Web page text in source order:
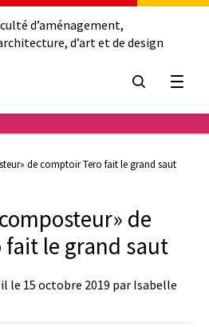
d’aménagement,
d’art et de design
de comptoir Tero fait le grand saut
de
le grand saut
le 15 octobre 2019 par Isabelle